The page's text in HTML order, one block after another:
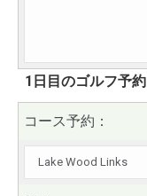
1日目のゴルフ予約
コース予約：